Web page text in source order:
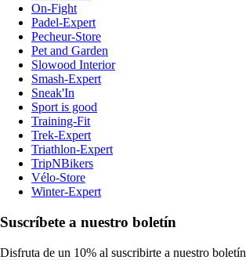
On-Fight
Padel-Expert
Pecheur-Store
Pet and Garden
Slowood Interior
Smash-Expert
Sneak'In
Sport is good
Training-Fit
Trek-Expert
Triathlon-Expert
TripNBikers
Vélo-Store
Winter-Expert
Suscríbete a nuestro boletín
Disfruta de un 10% al suscribirte a nuestro boletín